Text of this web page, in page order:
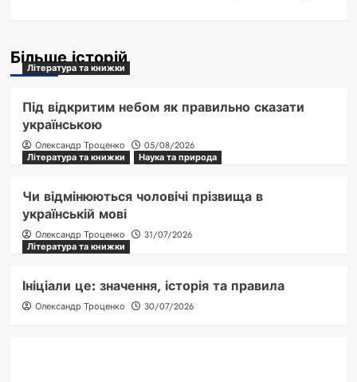
Більше історій
Література та книжки
Під відкритим небом як правильно сказати
українською
Олександр Троценко
05/08/2026
Література та книжки
Наука та природа
Чи відмінюються чоловічі прізвища в
українській мові
Олександр Троценко
31/07/2026
Література та книжки
Ініціали це: значення, історія та правила
Олександр Троценко 30/07/2026